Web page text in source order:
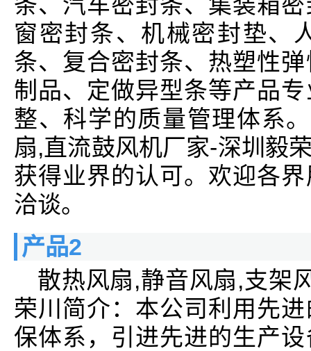
窗密封条、机械密封垫、
条、复合密封条、热塑性
制品、定做异型条等产品
整、科学的质量管理体系
扇,直流鼓风机厂家-深圳毅
获得业界的认可。欢迎各
洽谈。
产品2
散热风扇,静音风扇,支架
荣川简介：本公司利用先
保体系，引进先进的生产